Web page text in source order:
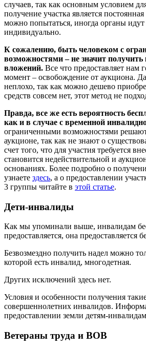
случаев, так как основным условием
получение участка является
можно попытаться, иногда органы идут
индивидуально.
К сожалению, быть человеком с
возможностями – не значит получить
вложений. Все что предоставляет нам
момент – освобождение от аукциона.
неплохо, так как можно дешево
средств совсем нет, этот метод не
Правда, все же есть вероятность
как и в случае с временной
ограниченными возможностями
аукционе, так как не знают о
счет того, что для участия требуется
становится недействительной и
основаниях. Более подробно о
узнаете здесь, а о предоставлении
3 группы читайте в этой статье.
Дети-инвалиды
Как мы упоминали выше, инвалидам
предоставляется, она предоставляется
Безвозмездно получить надел можно
которой есть инвалид, многодетная.
Других исключений здесь нет.
Условия и особенности получения
совершеннолетних инвалидов.
предоставлении земли детям-
Ветераны труда и ВОВ